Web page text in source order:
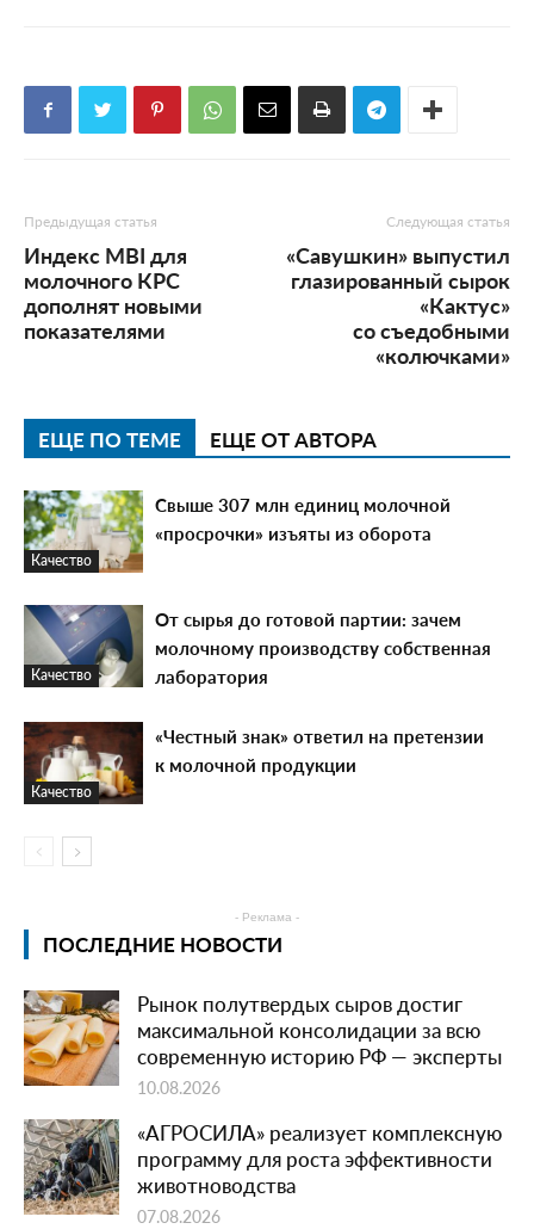
Предыдущая статья
Индекс MBI для
молочного КРС
дополнят новыми
показателями
Следующая статья
«Савушкин» выпустил
глазированный сырок
«Кактус»
со съедобными
«колючками»
ЕЩЕ ПО ТЕМЕ ЕЩЕ ОТ АВТОРА
Качество
Свыше 307 млн единиц молочной
«просрочки» изъяты из оборота
Качество
От сырья до готовой партии: зачем
молочному производству собственная
лаборатория
Качество
«Честный знак» ответил на претензии
к молочной продукции
- Реклама -
ПОСЛЕДНИЕ НОВОСТИ
Рынок полутвердых сыров достиг
максимальной консолидации за всю
современную историю РФ — эксперты
10.08.2026
«АГРОСИЛА» реализует комплексную
программу для роста эффективности
животноводства
07.08.2026